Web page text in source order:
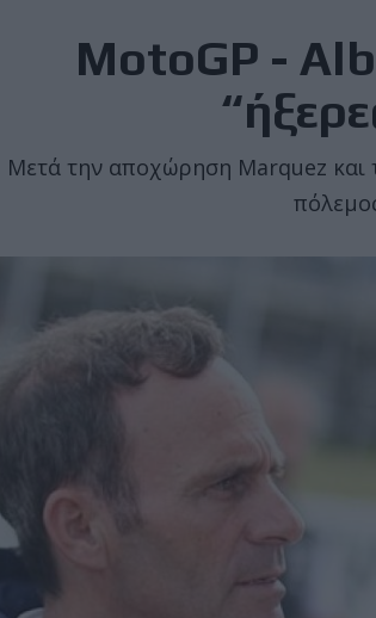
MotoGP -
Μετά την αποχώρηση Marquez και